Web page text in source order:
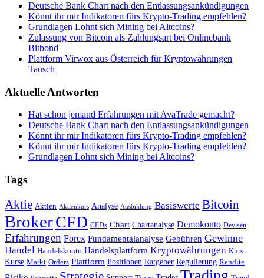
Deutsche Bank Chart nach den Entlassungsankündigungen
Könnt ihr mir Indikatoren fürs Krypto-Trading empfehlen?
Grundlagen Lohnt sich Mining bei Altcoins?
Zulassung von Bitcoin als Zahlungsart bei Onlinebank
Bitbond
Plattform Virwox aus Österreich für Kryptowährungen
Tausch
Aktuelle Antworten
Hat schon jemand Erfahrungen mit AvaTrade gemacht?
Deutsche Bank Chart nach den Entlassungsankündigungen
Könnt ihr mir Indikatoren fürs Krypto-Trading empfehlen?
Könnt ihr mir Indikatoren fürs Krypto-Trading empfehlen?
Grundlagen Lohnt sich Mining bei Altcoins?
Tags
Aktie Aktien Aktienkurs Analyse Ausbildung Basiswerte Bitcoin
BrokerCFD CFDs Chart Chartanalyse Demokonto Devisen
Erfahrungen Forex Fundamentalanalyse Gebühren Gewinne
Handel Handelskonto Handelsplattform Kryptowährungen Kurs
Kurse Markt Orders Plattform Positionen Ratgeber Regulierung Rendite